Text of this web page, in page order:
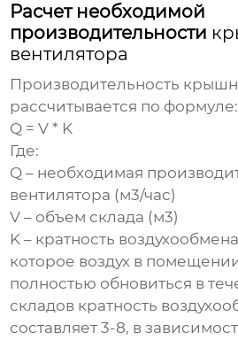
Расчет необходимой
производительности
вентилятора
Производительность
рассчитывается по формуле:
Q = V * K
Где:
Q – необходимая
вентилятора (м3/час)
V – объем склада (м3)
K – кратность
которое воздух в
полностью обновиться в
складов кратность
составляет 3-8, в